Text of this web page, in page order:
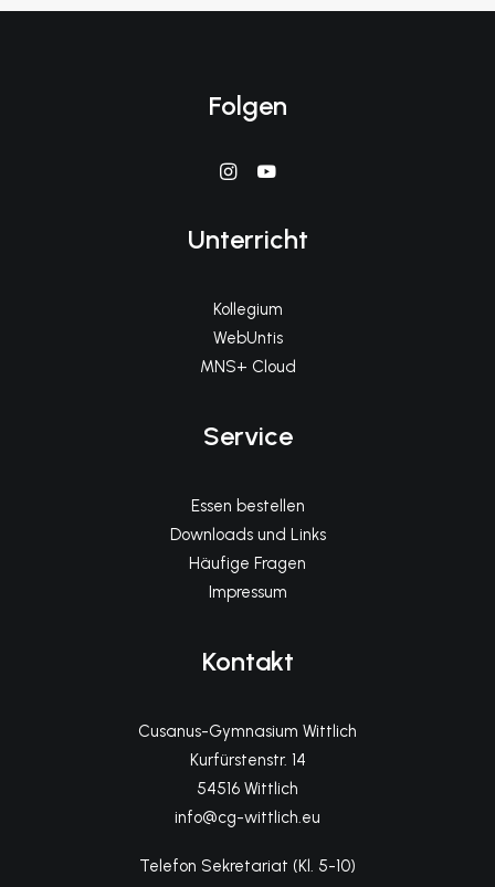
Folgen
Unterricht
Kollegium
WebUntis
MNS+ Cloud
Service
Essen bestellen
Downloads und Links
Häufige Fragen
Impressum
Kontakt
Cusanus-Gymnasium Wittlich
Kurfürstenstr. 14
54516 Wittlich
info@cg-wittlich.eu
Telefon Sekretariat (Kl. 5-10)